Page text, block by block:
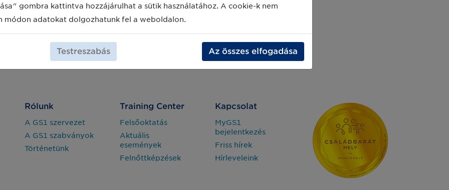
Rólunk
A GS1 szervezet
A GS1 szabványok
Történetünk
Training Center
Felsőoktatás
Aktuális
események
Felnőttképzések
Kapcsolat
MyGS1
bejelentkezés
Friss hírek
Hírleveleink
gombra kattintva hozzájárulhat a sütik használatához. A cookie-k nem
módon adatokat dolgozhatunk fel a weboldalon.
Testreszabás Az összes elfogadása